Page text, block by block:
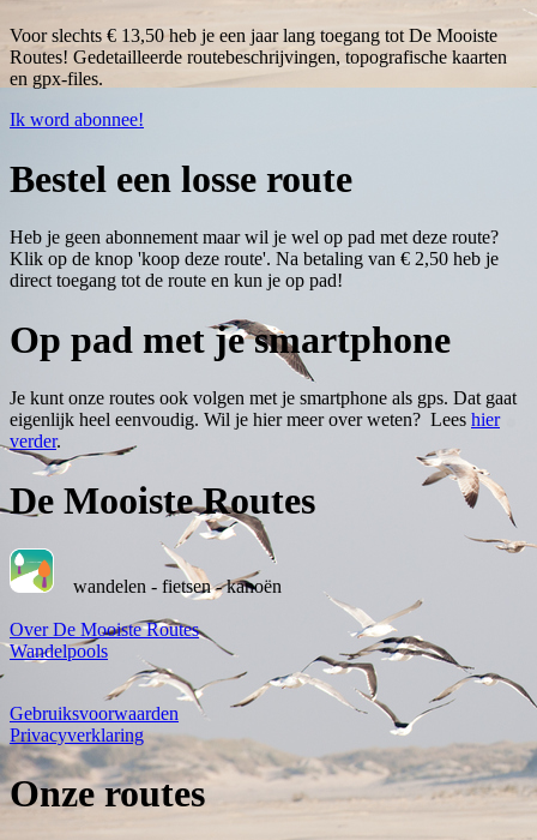
Voor slechts € 13,50 heb je een jaar lang toegang tot De Mooiste
Routes! Gedetailleerde routebeschrijvingen, topografische kaarten
en gpx-files.
Ik word abonnee!
Bestel een losse route
Heb je geen abonnement maar wil je wel op pad met deze route?
Klik op de knop 'koop deze route'. Na betaling van € 2,50 heb je
direct toegang tot de route en kun je op pad!
Op pad met je smartphone
Je kunt onze routes ook volgen met je smartphone als gps. Dat gaat
eigenlijk heel eenvoudig. Wil je hier meer over weten? Lees hier
verder.
De Mooiste Routes
wandelen - fietsen - kanoën
Over De Mooiste Routes
Wandelpools
Gebruiksvoorwaarden
Privacyverklaring
Onze routes